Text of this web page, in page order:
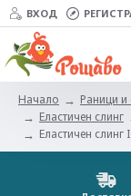
ВХОД
Начало Раници и
Еластичен слинг
Еластичен